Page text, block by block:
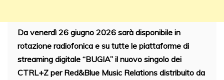
Da venerdì 26 giugno 2026 sarà disponibile in
rotazione radiofonica e su tutte le piattaforme di
streaming digitale “BUGIA” il nuovo singolo dei
CTRL+Z per Red&Blue Music Relations distribuito da